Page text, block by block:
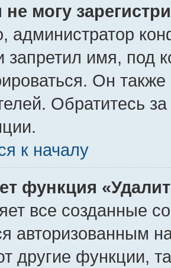
могу
администратор
запретил имя, под
Он
Обратитесь
к началу
функция
все созданные
авторизованным
другие функции,